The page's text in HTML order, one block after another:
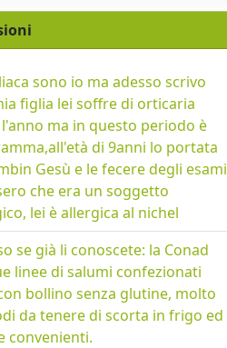
sono io ma adesso scrivo
figlia lei soffre di orticaria
ma in questo periodo è
di 9anni lo portata
Gesù e le fecere degli esami
che era un soggetto
lei è allergica al nichel
se già li conoscete: la Conad
linee di salumi confezionati
bollino senza glutine, molto
da tenere di scorta in frigo ed
convenienti.